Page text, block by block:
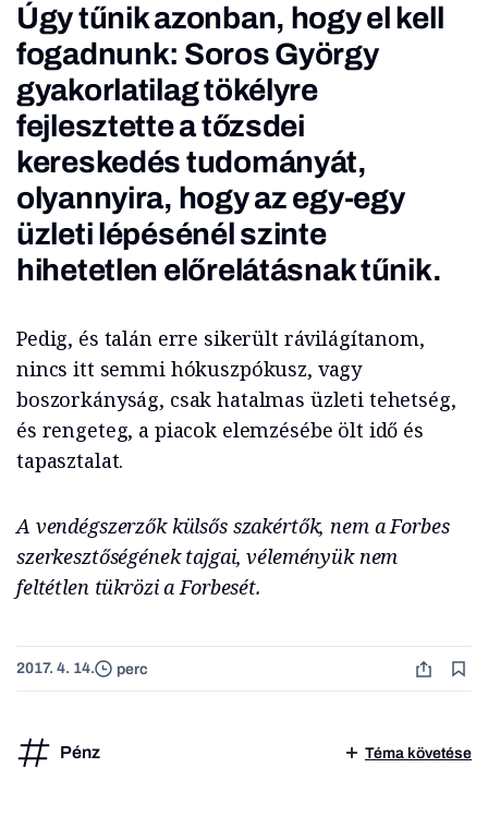
Úgy tűnik azonban, hogy el kell
fogadnunk: Soros György
gyakorlatilag tökélyre
fejlesztette a tőzsdei
kereskedés tudományát,
olyannyira, hogy az egy-egy
üzleti lépésénél szinte
hihetetlen előrelátásnak tűnik.
Pedig, és talán erre sikerült rávilágítanom,
nincs itt semmi hókuszpókusz, vagy
boszorkányság, csak hatalmas üzleti tehetség,
és rengeteg, a piacok elemzésébe ölt idő és
tapasztalat.
A vendégszerzők külsős szakértők, nem a Forbes
szerkesztőségének tajgai, véleményük nem
feltétlen tükrözi a Forbesét.
2017. 4. 14. perc
Pénz Téma követése